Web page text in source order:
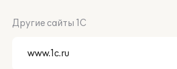
Другие сайты 1С